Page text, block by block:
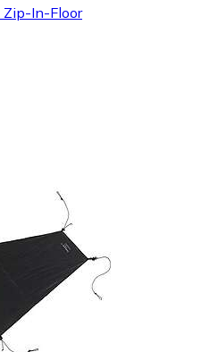
In-Floor